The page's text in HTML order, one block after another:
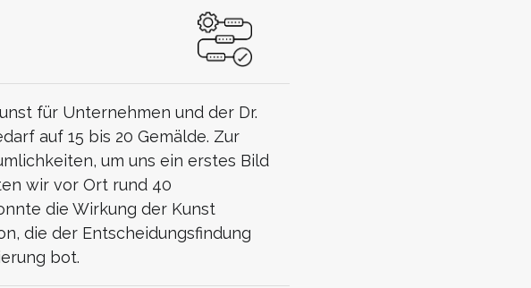
für Unternehmen und der Dr.
auf 15 bis 20 Gemälde. Zur
um uns ein erstes Bild
wir vor Ort rund 40
die Wirkung der Kunst
die der Entscheidungsfindung
bot.